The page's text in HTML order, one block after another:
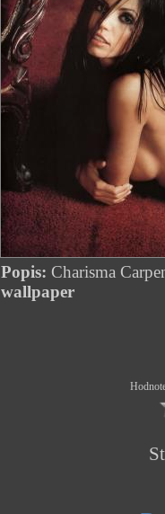
Popis: Charisma
wallpaper